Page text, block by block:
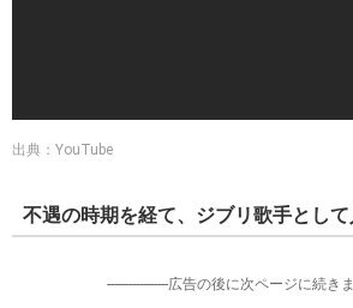
出典：YouTube
不遇の時期を経て、ジブリ歌手とし
-----------------広告の後に次ページに続きま